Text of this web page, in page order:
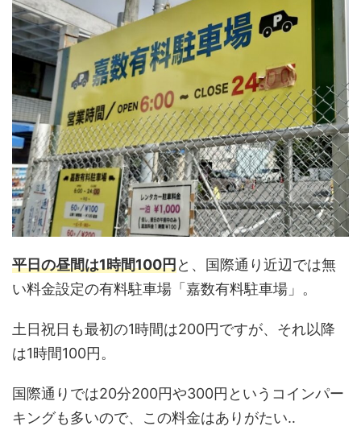
平日の昼間は1時間100円と、国際通り近辺では無
い料金設定の有料駐車場「嘉数有料駐車場」。
土日祝日も最初の1時間は200円ですが、それ以降
は1時間100円。
国際通りでは20分200円や300円というコインパー
キングも多いので、この料金はありがたい‥